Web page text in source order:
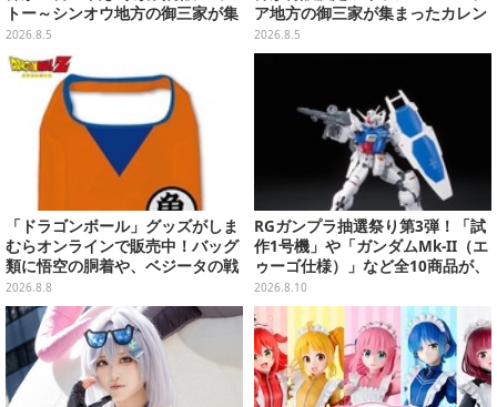
トー～シンオウ地方の御三家が集
まった時計、ぬいぐるみなど記念
グッズ盛りだくさん
2026.8.5
ア地方の御三家が集まったカレン
ダー、ぬいぐるみなど記念グッズ
盛りだくさん
2026.8.5
「ドラゴンボール」グッズがしま
むらオンラインで販売中！バッグ
類に悟空の胴着や、ベジータの戦
闘服を大胆デザイン
2026.8.8
RGガンプラ抽選祭り第3弾！「試
作1号機」や「ガンダムMk-II（エ
ゥーゴ仕様）」など全10商品が、
プレバンで8月17日15時まで受付
実施
2026.8.10